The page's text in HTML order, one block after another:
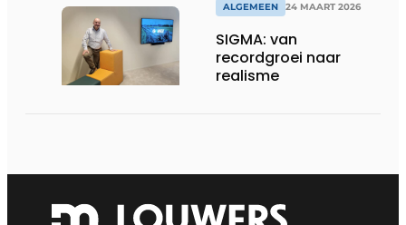
ALGEMEEN 24 MAART 2026
SIGMA: van
recordgroei naar
realisme